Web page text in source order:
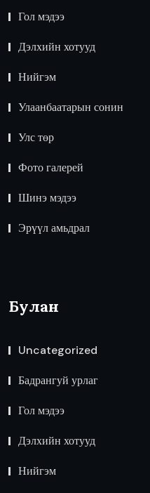
Гол мэдээ
Дэлхийн хотууд
Нийгэм
Улаанбаатарын сонин
Улс төр
Фото галерей
Шинэ мэдээ
Эрүүл амьдрал
Булан
Uncategorized
Бадрангуй урлаг
Гол мэдээ
Дэлхийн хотууд
Нийгэм